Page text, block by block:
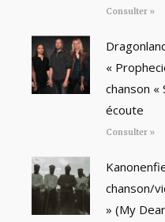
Consulter »
«
chanson «
écoute
Consulter »
chanson/
» (My